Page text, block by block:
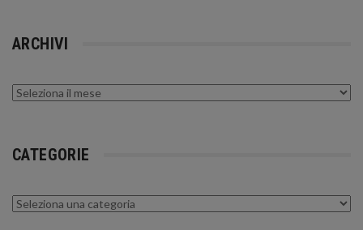
ARCHIVI
Archivi
CATEGORIE
Categorie